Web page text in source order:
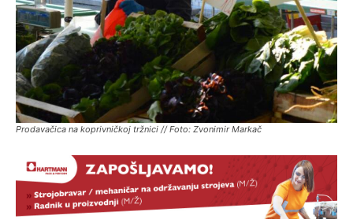
Prodavačica na koprivničkoj tržnici // Foto: Zvonimir Markač